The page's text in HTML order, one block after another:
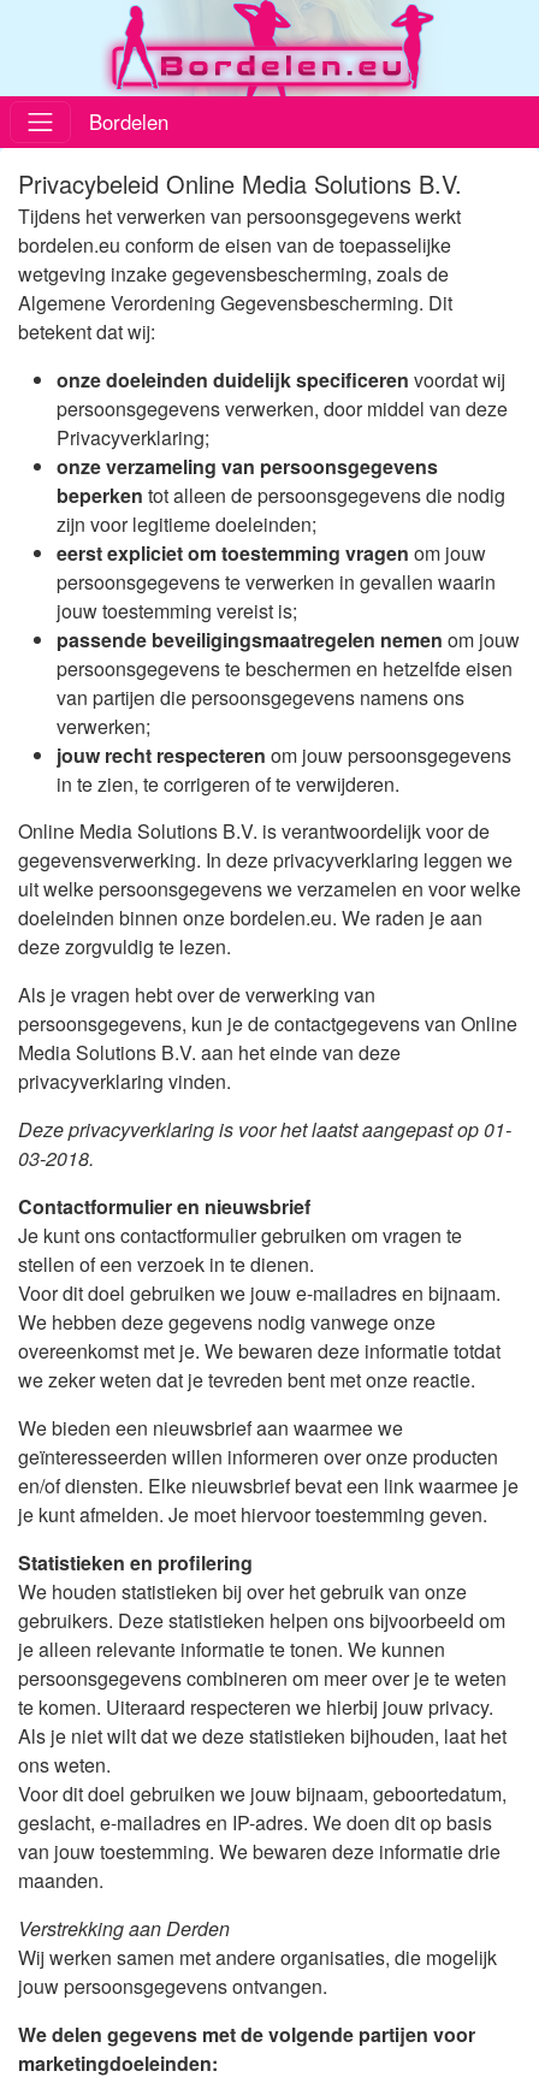
Bordelen
Privacybeleid Online Media Solutions B.V.
Tijdens het verwerken van persoonsgegevens werkt
bordelen.eu conform de eisen van de toepasselijke
wetgeving inzake gegevensbescherming, zoals de
Algemene Verordening Gegevensbescherming. Dit
betekent dat wij:
onze doeleinden duidelijk specificeren voordat wij
persoonsgegevens verwerken, door middel van deze
Privacyverklaring;
onze verzameling van persoonsgegevens
beperken tot alleen de persoonsgegevens die nodig
zijn voor legitieme doeleinden;
eerst expliciet om toestemming vragen om jouw
persoonsgegevens te verwerken in gevallen waarin
jouw toestemming vereist is;
passende beveiligingsmaatregelen nemen om jouw
persoonsgegevens te beschermen en hetzelfde eisen
van partijen die persoonsgegevens namens ons
verwerken;
jouw recht respecteren om jouw persoonsgegevens
in te zien, te corrigeren of te verwijderen.
Online Media Solutions B.V. is verantwoordelijk voor de
gegevensverwerking. In deze privacyverklaring leggen we
uit welke persoonsgegevens we verzamelen en voor welke
doeleinden binnen onze bordelen.eu. We raden je aan
deze zorgvuldig te lezen.
Als je vragen hebt over de verwerking van
persoonsgegevens, kun je de contactgegevens van Online
Media Solutions B.V. aan het einde van deze
privacyverklaring vinden.
Deze privacyverklaring is voor het laatst aangepast op 01-
03-2018.
Contactformulier en nieuwsbrief
Je kunt ons contactformulier gebruiken om vragen te
stellen of een verzoek in te dienen.
Voor dit doel gebruiken we jouw e-mailadres en bijnaam.
We hebben deze gegevens nodig vanwege onze
overeenkomst met je. We bewaren deze informatie totdat
we zeker weten dat je tevreden bent met onze reactie.
We bieden een nieuwsbrief aan waarmee we
geïnteresseerden willen informeren over onze producten
en/of diensten. Elke nieuwsbrief bevat een link waarmee je
je kunt afmelden. Je moet hiervoor toestemming geven.
Statistieken en profilering
We houden statistieken bij over het gebruik van onze
gebruikers. Deze statistieken helpen ons bijvoorbeeld om
je alleen relevante informatie te tonen. We kunnen
persoonsgegevens combineren om meer over je te weten
te komen. Uiteraard respecteren we hierbij jouw privacy.
Als je niet wilt dat we deze statistieken bijhouden, laat het
ons weten.
Voor dit doel gebruiken we jouw bijnaam, geboortedatum,
geslacht, e-mailadres en IP-adres. We doen dit op basis
van jouw toestemming. We bewaren deze informatie drie
maanden.
Verstrekking aan Derden
Wij werken samen met andere organisaties, die mogelijk
jouw persoonsgegevens ontvangen.
We delen gegevens met de volgende partijen voor
marketingdoeleinden: